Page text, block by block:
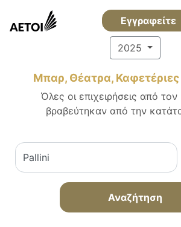
Εγγραφείτε
2025
Μπαρ, Θέατρα,
Όλες οι επιχειρήσεις από
βραβεύτηκαν από την
Αναζήτηση